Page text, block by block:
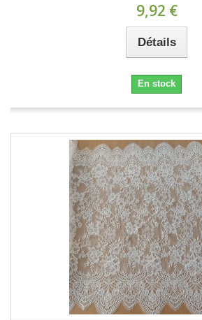
9,92 €
Détails
En stock